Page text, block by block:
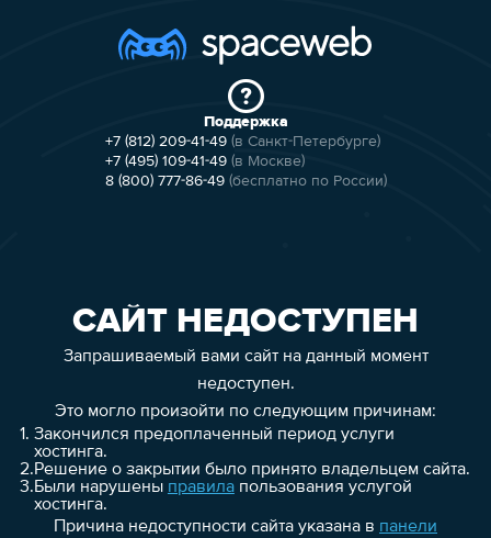
Поддержка
+7 (812) 209-41-49 (в Санкт-Петербурге)
+7 (495) 109-41-49 (в Москве)
8 (800) 777-86-49 (бесплатно по России)
САЙТ НЕДОСТУПЕН
Запрашиваемый вами сайт на данный момент
недоступен.
Это могло произойти по следующим причинам:
1. Закончился предоплаченный период услуги
хостинга.
2.Решение о закрытии было принято владельцем сайта.
3.Были нарушены правилапользования услугой
хостинга.
Причина недоступности сайта указана в панели